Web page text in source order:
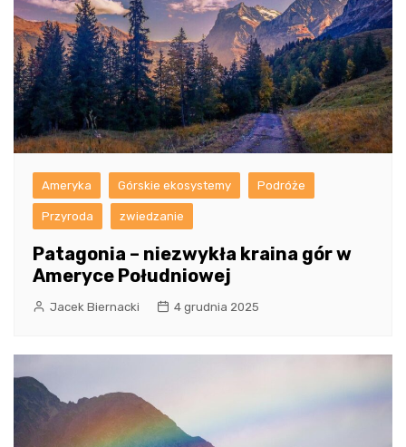
Ameryka Górskie ekosystemy Podróże
Przyroda zwiedzanie
Patagonia – niezwykła kraina gór w
Ameryce Południowej
Jacek Biernacki 4 grudnia 2025